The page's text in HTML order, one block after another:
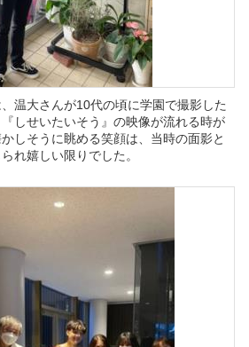
温大さんが10代の頃に学園で撮影した
しせいたいそう』の映像が流れる時が
しそうに眺める笑顔は、当時の面影と
れ嬉しい限りでした。